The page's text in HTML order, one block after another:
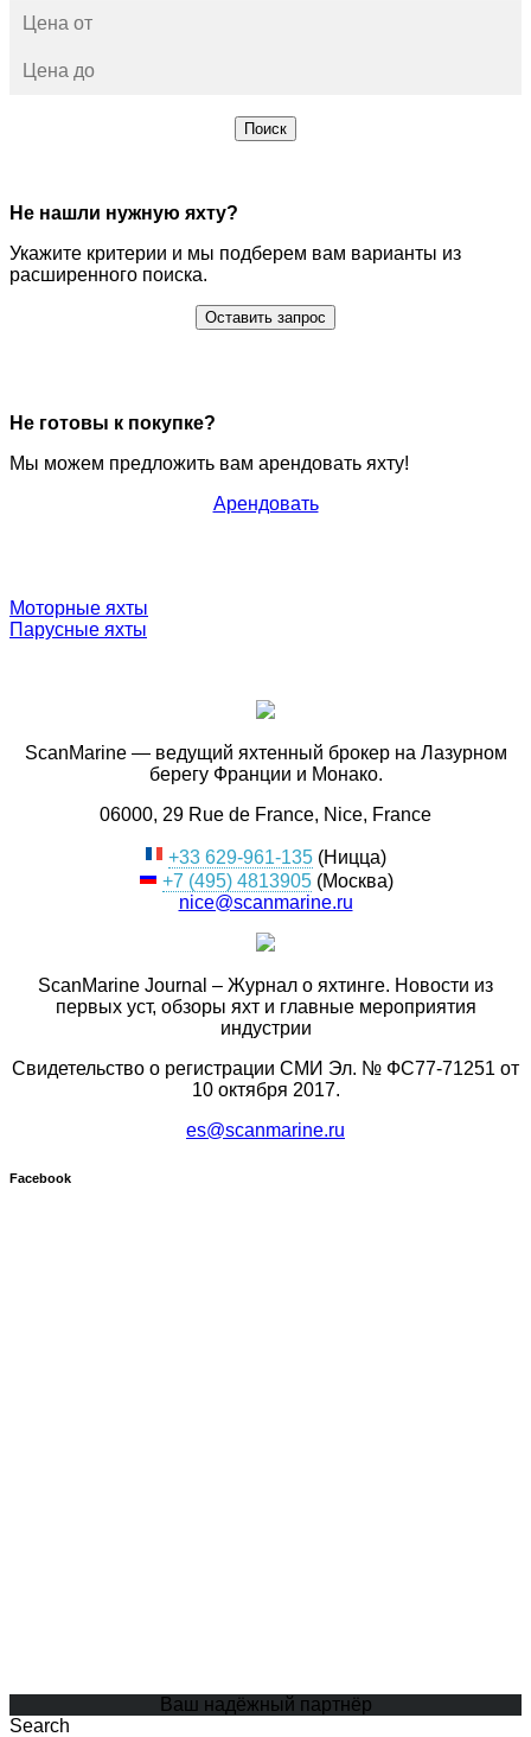
Поиск
Не нашли нужную яхту?
Укажите критерии и мы подберем вам варианты из
расширенного поиска.
Оставить запрос
Не готовы к покупке?
Мы можем предложить вам арендовать яхту!
Арендовать
Моторные яхты
Парусные яхты
ScanMarine — ведущий яхтенный брокер на Лазурном
берегу Франции и Монако.
06000, 29 Rue de France, Nice, France
+33 629-961-135 (Ницца)
+7 (495) 4813905(Москва)
nice@scanmarine.ru
ScanMarine Journal – Журнал о яхтинге. Новости из
первых уст, обзоры яхт и главные мероприятия
индустрии
Свидетельство о регистрации СМИ Эл. № ФС77-71251 от
10 октября 2017.
es@scanmarine.ru
Facebook
Ваш надёжный партнёр
Search